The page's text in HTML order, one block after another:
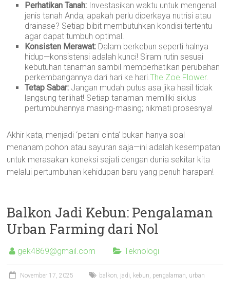
Perhatikan Tanah: Investasikan waktu untuk mengenal
jenis tanah Anda; apakah perlu diperkaya nutrisi atau
drainase? Setiap bibit membutuhkan kondisi tertentu
agar dapat tumbuh optimal.
Konsisten Merawat: Dalam berkebun seperti halnya
hidup—konsistensi adalah kunci! Siram rutin sesuai
kebutuhan tanaman sambil memperhatikan perubahan
perkembangannya dari hari ke hari.The Zoe Flower.
Tetap Sabar: Jangan mudah putus asa jika hasil tidak
langsung terlihat! Setiap tanaman memiliki siklus
pertumbuhannya masing-masing; nikmati prosesnya!
Akhir kata, menjadi ‘petani cinta’ bukan hanya soal
menanam pohon atau sayuran saja—ini adalah kesempatan
untuk merasakan koneksi sejati dengan dunia sekitar kita
melalui pertumbuhan kehidupan baru yang penuh harapan!
Balkon Jadi Kebun: Pengalaman
Urban Farming dari Nol
gek4869@gmail.com Teknologi
November 17, 2025 balkon, jadi, kebun, pengalaman, urban